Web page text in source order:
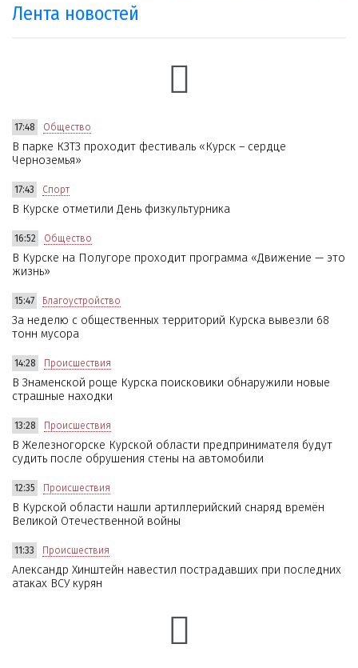
Лента новостей
17:48 Общество
В парке КЗТЗ проходит фестиваль «Курск – сердце
Черноземья»
17:43 Спорт
В Курске отметили День физкультурника
16:52 Общество
В Курске на Полугоре проходит программа «Движение — это
жизнь»
15:47 Благоустройство
За неделю с общественных территорий Курска вывезли 68
тонн мусора
14:28 Происшествия
В Знаменской роще Курска поисковики обнаружили новые
страшные находки
13:28 Происшествия
В Железногорске Курской области предпринимателя будут
судить после обрушения стены на автомобили
12:35 Происшествия
В Курской области нашли артиллерийский снаряд времён
Великой Отечественной войны
11:33 Происшествия
Александр Хинштейн навестил пострадавших при последних
атаках ВСУ курян